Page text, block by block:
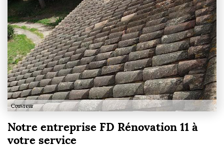
Notre entreprise FD Rénovation 11 à
votre service